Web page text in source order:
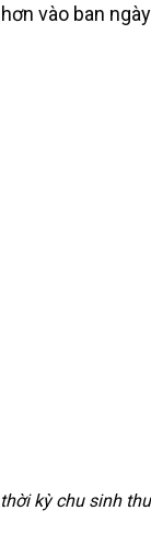
vào ban
kỳ chu sinh